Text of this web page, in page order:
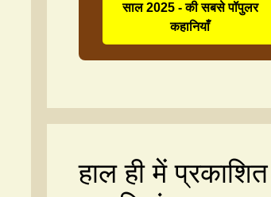
साल 2025 - की सबसे पॉपुलर
कहानियाँ
हाल ही में प्रकाशित